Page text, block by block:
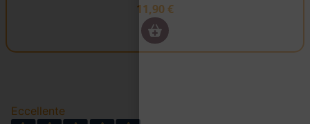
11,90 €
Eccellente